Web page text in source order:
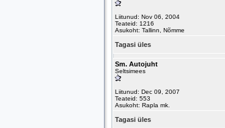
Liitunud: Nov 06, 2004
Teateid: 1216
Asukoht: Tallinn, Nõmme
Tagasi üles
Sm. Autojuht
Seltsimees
Liitunud: Dec 09, 2007
Teateid: 553
Asukoht: Rapla mk.
Tagasi üles